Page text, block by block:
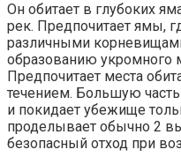
Он обитает в глубоких
рек. Предпочитает ямы,
различными
образованию укромного
Предпочитает места
течением. Большую
и покидает убежище
проделывает обычно 2
безопасный отход при